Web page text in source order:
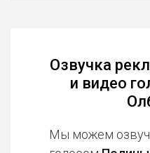
Озвучка
и видео
Мы можем